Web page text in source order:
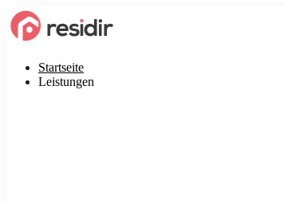
Startseite
Leistungen